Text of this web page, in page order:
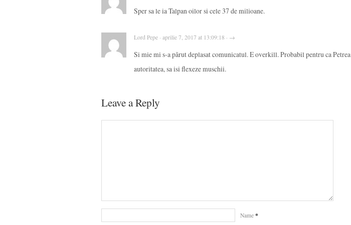
Sper sa le ia Talpan oilor si cele 37 de milioane.
Lord Pepe · aprilie 7, 2017 at 13:09:18 · →
Si mie mi s-a părut deplasat comunicatul. E overkill. Probabil pentru ca
autoritatea, sa isi flexeze muschii.
Leave a Reply
Name *